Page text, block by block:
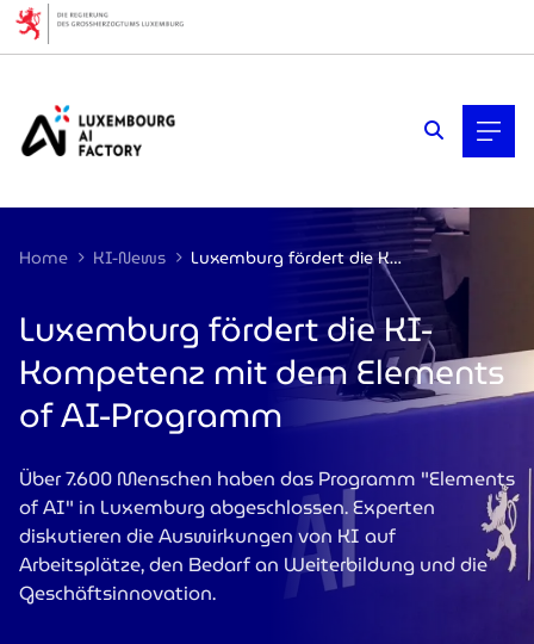
Home KI-News Luxemburg fördert die KI-Kompetenz mit dem Elements of AI-Programm
Luxemburg fördert die KI-
Kompetenz mit dem Elements
of AI-Programm
Über 7.600 Menschen haben das Programm "Elements
of AI" in Luxemburg abgeschlossen. Experten
diskutieren die Auswirkungen von KI auf
Arbeitsplätze, den Bedarf an Weiterbildung und die
Geschäftsinnovation.
Cookies management panel